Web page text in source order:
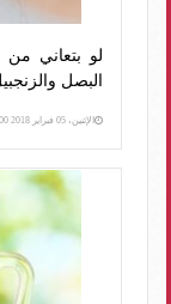
لو بتعاني من
البصل
الإثنين، 05 فبراير 2018 12:00 م